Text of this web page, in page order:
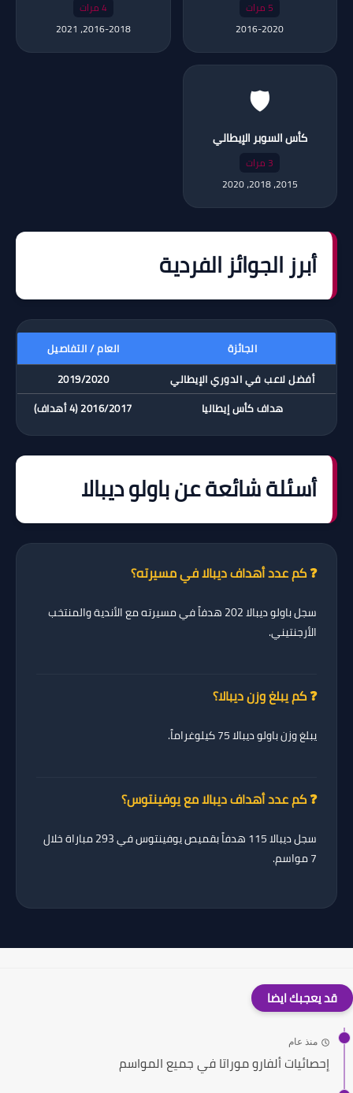
2016-2020
2016-2018، 2021
🛡️
كأس السوبر الإيطالي
2015، 2018، 2020
أبرز الجوائز الفردية
الجائزة
العام / التفاصيل
أفضل لاعب في الدوري الإيطالي
2019/2020
هداف كأس إيطاليا
2016/2017 (4 أهداف)
أسئلة شائعة عن باولو ديبالا
❓ كم عدد أهداف ديبالا في مسيرته؟
سجل باولو ديبالا202 هدفاً
في مسيرته مع الأندية والمنتخب
الأرجنتيني.
❓ كم يبلغ وزن ديبالا؟
يبلغ وزن باولو ديبالا75 كيلوغراماً .
❓ كم عدد أهداف ديبالا مع يوفينتوس؟
سجل ديبالا115 هدفاً
بقميص يوفينتوس في 293 مباراة خلال
قد يعجبك ايضا
منذ عام
إحصائيات ألفارو موراتا في جميع المواسم